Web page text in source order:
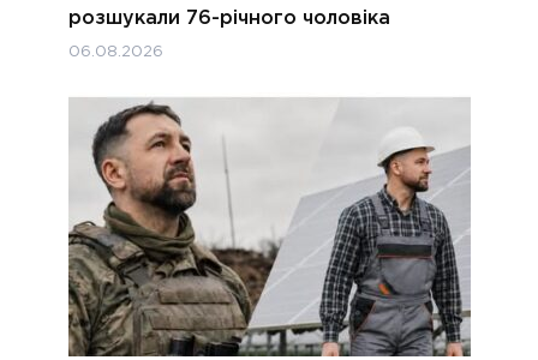
розшукали 76-річного чоловіка
06.08.2026